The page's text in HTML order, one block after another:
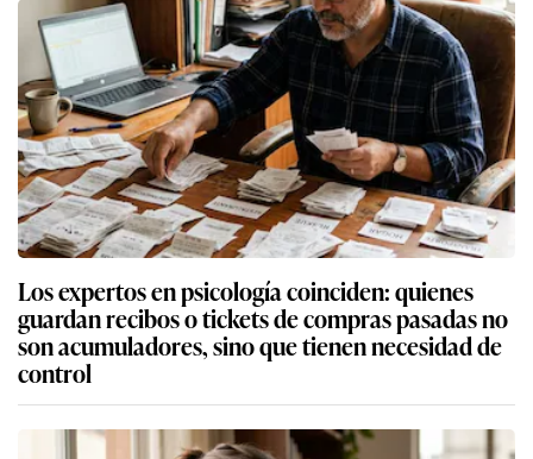
Los expertos en psicología coinciden: quienes
guardan recibos o tickets de compras pasadas no
son acumuladores, sino que tienen necesidad de
control